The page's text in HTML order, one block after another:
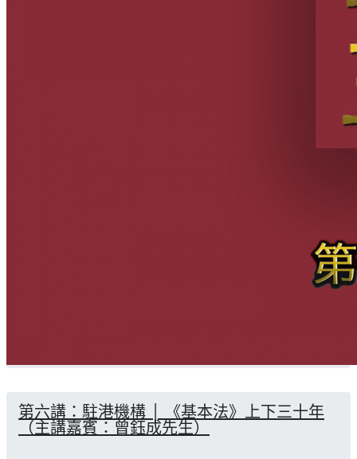
第六講：駐港機構 │ 《基本法》上下三十年
（主講嘉賓：曾鈺成先生）